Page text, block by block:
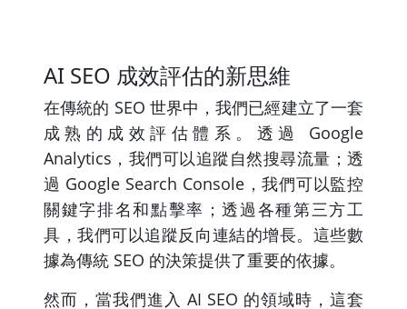
AI SEO 成效評估的新思維
在傳統的 SEO 世界中，我們已經建立了一套
成熟的成效評估體系。透過 Google
Analytics，我們可以追蹤自然搜尋流量；透
過 Google Search Console，我們可以監控
關鍵字排名和點擊率；透過各種第三方工
具，我們可以追蹤反向連結的增長。這些數
據為傳統 SEO 的決策提供了重要的依據。
然而，當我們進入 AI SEO 的領域時，這套